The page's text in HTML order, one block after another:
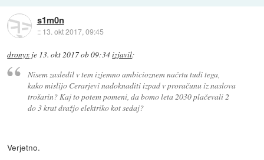
s1m0n
:: 13. okt 2017, 09:45
dronyx je 13. okt 2017 ob 09:34izjavil:
Nisem zasledil v tem izjemno ambicioznem načrtu tudi tega,
kako mislijo Cerarjevi nadoknaditi izpad v proračunu iz naslova
trošarin? Kaj to potem pomeni, da bomo leta 2030 plačevali 2
do 3 krat dražjo elektriko kot sedaj?
Verjetno.